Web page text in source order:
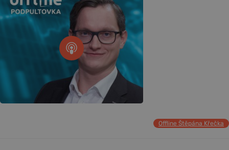
Offline Štěpána Křečka